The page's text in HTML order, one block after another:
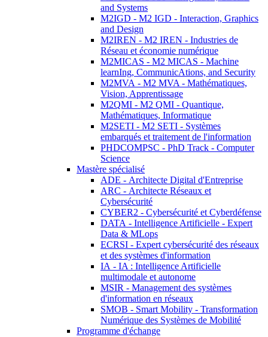
and Systems
M2IGD - M2 IGD - Interaction, Graphics
and Design
M2IREN - M2 IREN - Industries de
Réseau et économie numérique
M2MICAS - M2 MICAS - Machine
learnIng, CommunicAtions, and Security
M2MVA - M2 MVA - Mathématiques,
Vision, Apprentissage
M2QMI - M2 QMI - Quantique,
Mathématiques, Informatique
M2SETI - M2 SETI - Systèmes
embarqués et traitement de l'information
PHDCOMPSC - PhD Track - Computer
Science
Mastère spécialisé
ADE - Architecte Digital d'Entreprise
ARC - Architecte Réseaux et
Cybersécurité
CYBER2 - Cybersécurité et Cyberdéfense
DATA - Intelligence Artificielle - Expert
Data & MLops
ECRSI - Expert cybersécurité des réseaux
et des systèmes d'information
IA - IA : Intelligence Artificielle
multimodale et autonome
MSIR - Management des systèmes
d'information en réseaux
SMOB - Smart Mobility - Transformation
Numérique des Systèmes de Mobilité
Programme d'échange